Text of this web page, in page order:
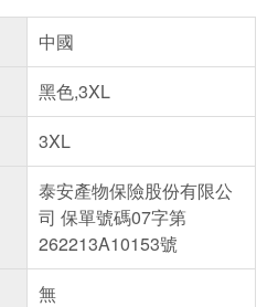
中國
黑色,3XL
3XL
泰安產物保險股份有限公
司 保單號碼07字第
262213A10153號
無